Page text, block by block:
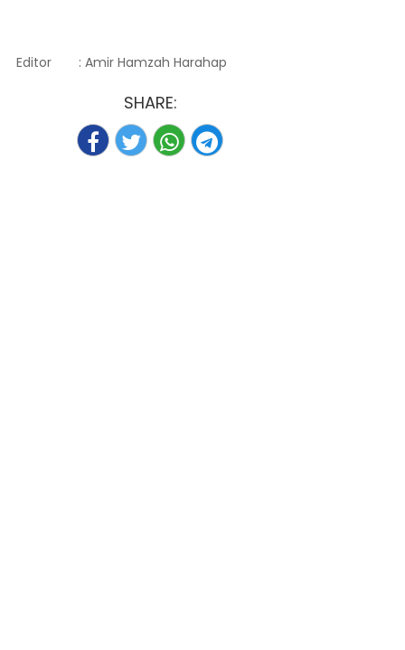
Editor : Amir Hamzah Harahap
SHARE: